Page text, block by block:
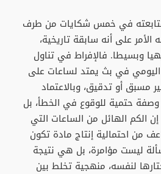
في خمس شكايات من طرف
على أنه سابقة تاريخية،
وبسيطا. فالإفراط في تناول
في بث يمتد لساعات على
مسبق أو تدقيق، وبالاعتماد
وصفة حتمية للوقوع في الخطأ، بل
الكم الهائل من الساعات التي
من احتمالية إنتاج مادة تكون
ليست مؤامرة، بل هي نتيجة
لنفسه، منهجية تخلط بين